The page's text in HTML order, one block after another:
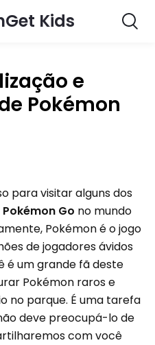
Kids
e
Pokémon
para visitar alguns dos
Go no mundo
Pokémon é o jogo
de jogadores ávidos
é um grande fã deste
Pokémon raros e
no parque. É uma tarefa
deve preocupá-lo de
com você